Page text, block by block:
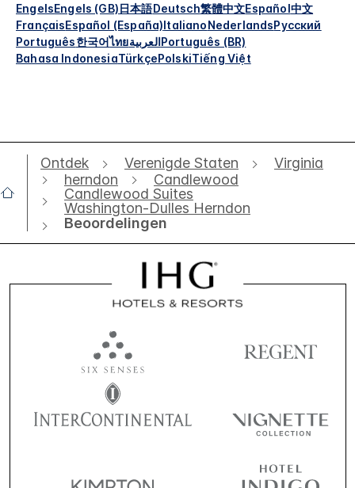
EngelsEngels (GB)日本語Deutsch繁體中文Español中文
FrançaisEspañol (España)ItalianoNederlandsРусский
Português한국어ไทยالعربيةPortuguês (BR)
Bahasa IndonesiaTürkçePolskiTiếng Việt
Ontdek Verenigde Staten
Virginia
herndon
Candlewood
Candlewood Suites
Washington-Dulles Herndon
Beoordelingen